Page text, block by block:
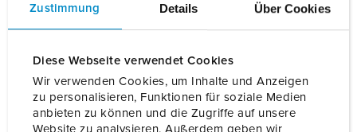
Zustimmung Details Über Cookies
Diese Webseite verwendet Cookies
Wir verwenden Cookies, um Inhalte und Anzeigen
zu personalisieren, Funktionen für soziale Medien
anbieten zu können und die Zugriffe auf unsere
Website zu analysieren. Außerdem geben wir
Elektrische Daten